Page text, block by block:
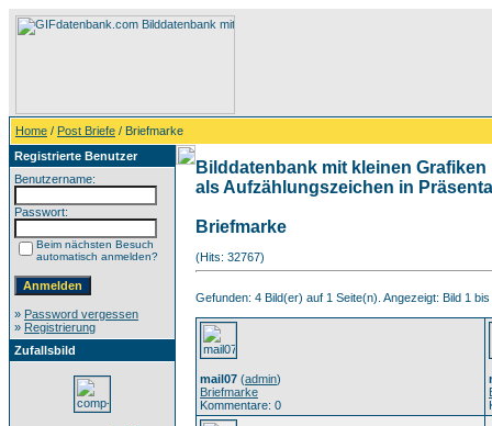
Home / Post Briefe / Briefmarke
Registrierte Benutzer
Benutzername:
Passwort:
Beim nächsten Besuch
automatisch anmelden?
» Password vergessen
» Registrierung
Zufallsbild
Bilddatenbank mit kleinen
als Aufzählungszeichen in
Briefmarke
(Hits: 32767)
Gefunden: 4 Bild(er) auf 1 Seite(n). Angezeigt: Bild 1 bis
mail07 (admin)
Briefmarke
Kommentare: 0